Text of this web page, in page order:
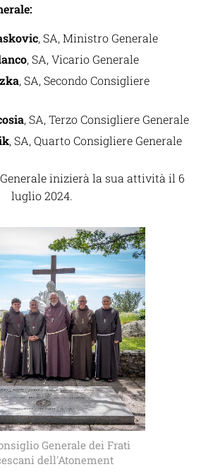
, SA, Ministro Generale
, SA, Vicario Generale
, SA, Secondo Consigliere
, SA, Terzo Consigliere Generale
, SA, Quarto Consigliere Generale
inizierà la sua attività il 6
luglio 2024.
Generale dei Frati
dell'Atonement